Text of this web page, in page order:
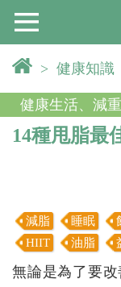
> 健康知識
健康生活、 減
14種甩脂最
減脂 睡眠
HIIT
油脂
無論是為了要